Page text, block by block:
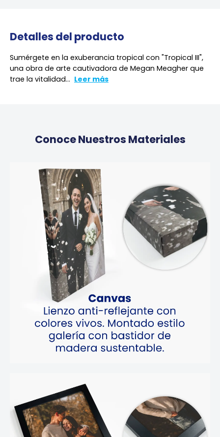
Detalles del producto
Sumérgete en la exuberancia tropical con "Tropical III",
una obra de arte cautivadora de Megan Meagher que
trae la vitalidad... Leer más
Conoce Nuestros Materiales